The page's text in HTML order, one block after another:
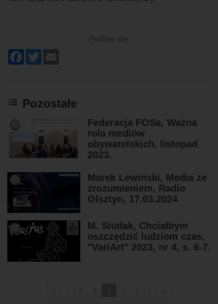
Podziel się:
Facebook
Twitter
Pozostałe
Federacja FOSa, Ważna
rola mediów
obywatelskich, listopad
2023.
Marek Lewiński, Media ze
zrozumieniem, Radio
Olsztyn, 17.03.2024
M. Siudak, Chciałbym
oszczędzić ludziom czas,
"VariArt" 2023, nr 4, s. 6-7.